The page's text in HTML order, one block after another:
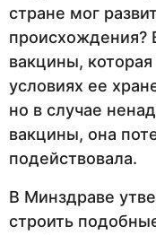
стране мог
происхождения?
вакцины,
условиях ее
но в случае
вакцины, она
подействовала.
В Минздраве
строить